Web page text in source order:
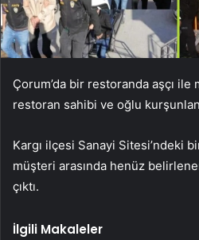
Çorum’da bir restoranda aşçı ile
restoran sahibi ve oğlu
Kargı ilçesi Sanayi Sitesi’ndeki
müşteri arasında henüz
çıktı.
İlgili Makaleler